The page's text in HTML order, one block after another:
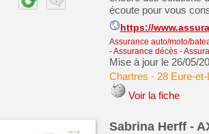
écoute pour vous
https://
Assurance auto/moto/
- Assurance décès-
Mise à jour le 26/05/
Chartres - 28 Eure-et-
Voir la fiche
Sabrina Herff -